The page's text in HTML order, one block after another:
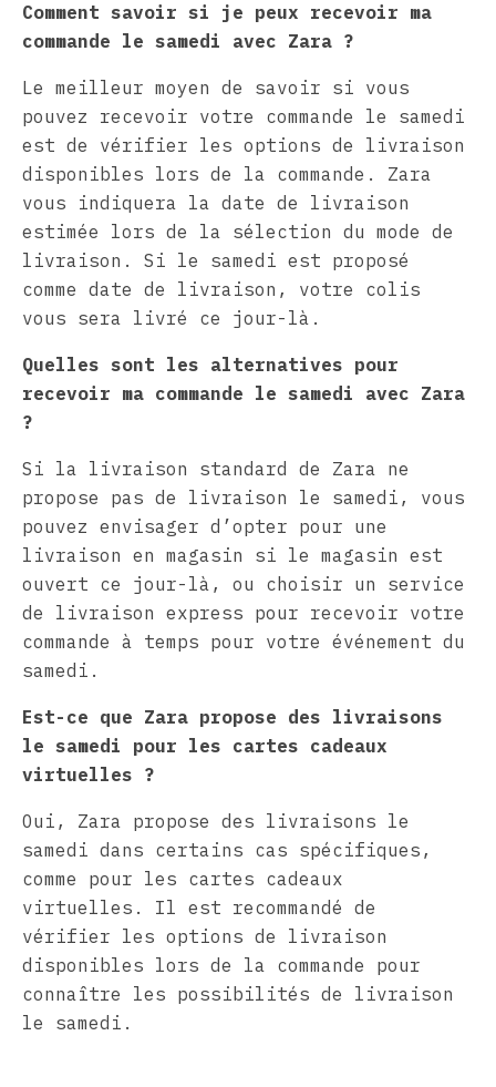
Comment savoir si je peux recevoir ma
commande le samedi avec Zara ?
Le meilleur moyen de savoir si vous
pouvez recevoir votre commande le samedi
est de vérifier les options de livraison
disponibles lors de la commande. Zara
vous indiquera la date de livraison
estimée lors de la sélection du mode de
livraison. Si le samedi est proposé
comme date de livraison, votre colis
vous sera livré ce jour-là.
Quelles sont les alternatives pour
recevoir ma commande le samedi avec Zara
?
Si la livraison standard de Zara ne
propose pas de livraison le samedi, vous
pouvez envisager d’opter pour une
livraison en magasin si le magasin est
ouvert ce jour-là, ou choisir un service
de livraison express pour recevoir votre
commande à temps pour votre événement du
samedi.
Est-ce que Zara propose des livraisons
le samedi pour les cartes cadeaux
virtuelles ?
Oui, Zara propose des livraisons le
samedi dans certains cas spécifiques,
comme pour les cartes cadeaux
virtuelles. Il est recommandé de
vérifier les options de livraison
disponibles lors de la commande pour
connaître les possibilités de livraison
le samedi.